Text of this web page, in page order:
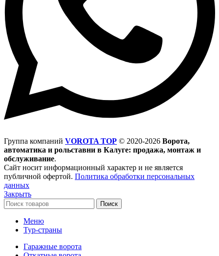
Группа компаний VOROTA TOP © 2020-2026 Ворота,
автоматика и рольставни в Калуге: продажа, монтаж и
обслуживание.
Сайт носит информационный характер и не является
публичной офертой. Политика обработки персональных
данных
Закрыть
Поиск
Меню
Тур-страны
Гаражные ворота